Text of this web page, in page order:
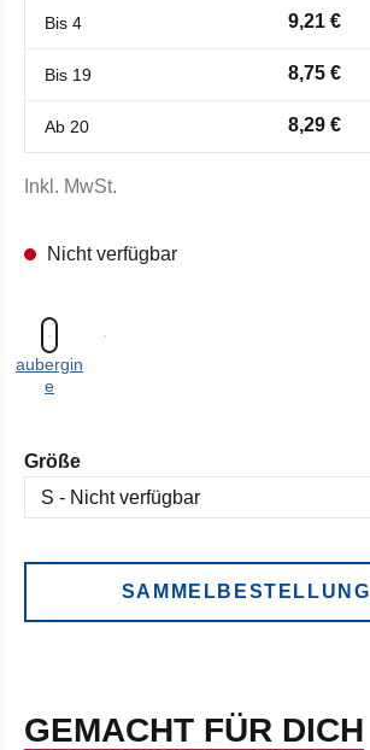
Bis 4 9,21 €
Bis 19 8,75 €
Ab 20 8,29 €
Inkl. MwSt.
Nicht verfügbar
aubergin
e
Größeauswählen
SAMMELBESTELLUNG
GEMACHT FÜR DICH